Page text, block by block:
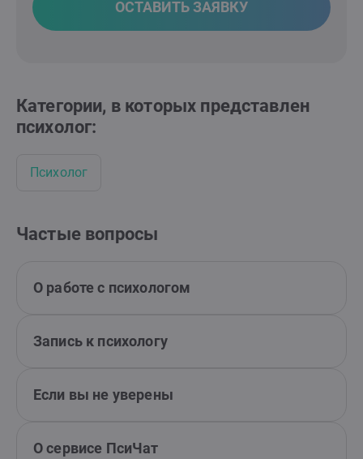
ОСТАВИТЬ ЗАЯВКУ
Категории, в которых представлен
психолог:
Психолог
Частые вопросы
О работе с психологом
Запись к психологу
Если вы не уверены
О сервисе ПсиЧат